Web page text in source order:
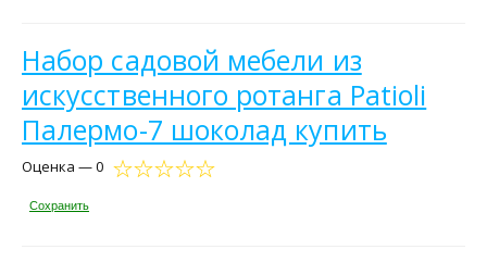
Набор садовой мебели из
искусственного ротанга Patioli
Палермо-7 шоколад купить
Оценка — 0
Сохранить